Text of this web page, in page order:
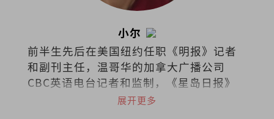
小尔
前半生先后在美国纽约任职《明报》记者
和副刊主任，温哥华的加拿大广播公司
CBC英语电台记者和监制，《星岛日报》
及《世界日报》记者，《温哥华中文电视
展开更多